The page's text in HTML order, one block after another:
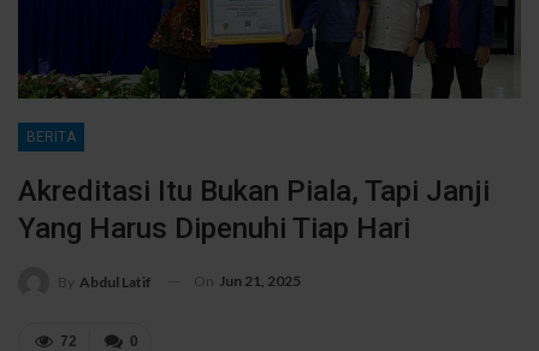
BERITA
Akreditasi Itu Bukan Piala, Tapi Janji
Yang Harus Dipenuhi Tiap Hari
By Abdul Latif On Jun 21, 2025
0
72